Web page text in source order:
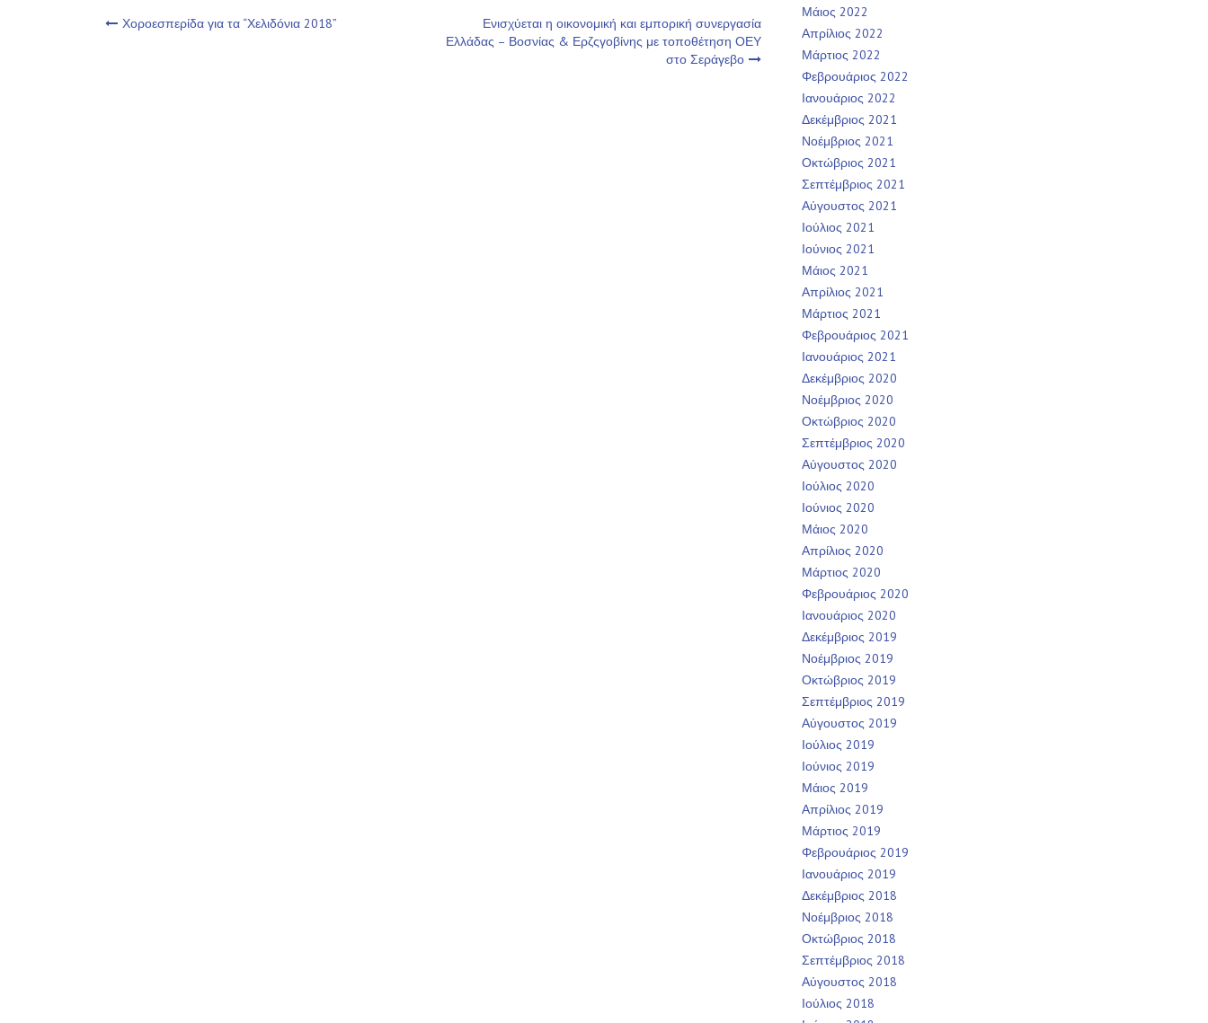
Πλοήγηση
Χοροεσπερίδα για τα “Χελιδόνια 2018”
Ενισχύεται η οικονομική και εμπορική συνεργασία
Ελλάδας – Βοσνίας & Ερζςγοβίνης με τοποθέτηση ΟΕΥ
στο Σεράγεβο
Μάιος 2022
Απρίλιος 2022
Μάρτιος 2022
Φεβρουάριος 2022
Ιανουάριος 2022
Δεκέμβριος 2021
Νοέμβριος 2021
Οκτώβριος 2021
Σεπτέμβριος 2021
Αύγουστος 2021
Ιούλιος 2021
Ιούνιος 2021
Μάιος 2021
Απρίλιος 2021
Μάρτιος 2021
Φεβρουάριος 2021
Ιανουάριος 2021
Δεκέμβριος 2020
Νοέμβριος 2020
Οκτώβριος 2020
Σεπτέμβριος 2020
Αύγουστος 2020
Ιούλιος 2020
Ιούνιος 2020
Μάιος 2020
Απρίλιος 2020
Μάρτιος 2020
Φεβρουάριος 2020
Ιανουάριος 2020
Δεκέμβριος 2019
Νοέμβριος 2019
Οκτώβριος 2019
Σεπτέμβριος 2019
Αύγουστος 2019
Ιούλιος 2019
Ιούνιος 2019
Μάιος 2019
Απρίλιος 2019
Μάρτιος 2019
Φεβρουάριος 2019
Ιανουάριος 2019
Δεκέμβριος 2018
Νοέμβριος 2018
Οκτώβριος 2018
Σεπτέμβριος 2018
Αύγουστος 2018
Ιούλιος 2018